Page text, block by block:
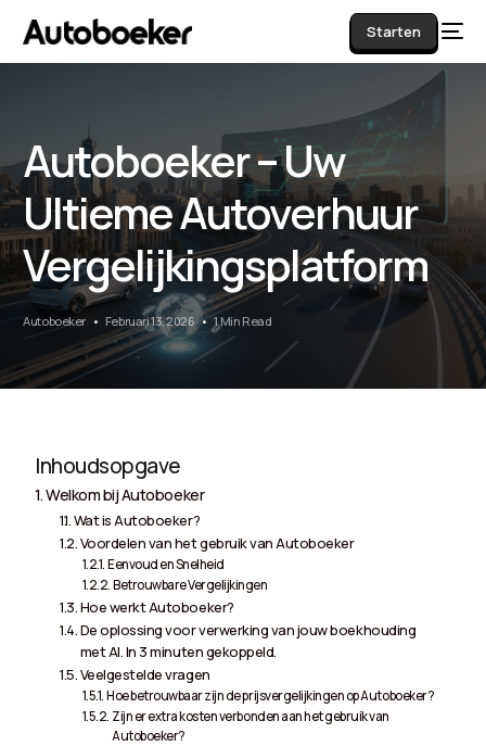
Starten
Autoboeker – Uw
Ultieme Autoverhuur
Vergelijkingsplatform
Autoboeker Februari 13, 2026 1 Min Read
Inhoudsopgave
Welkom bij Autoboeker
Wat is Autoboeker?
Voordelen van het gebruik van Autoboeker
Eenvoud en Snelheid
Betrouwbare Vergelijkingen
Hoe werkt Autoboeker?
De oplossing voor verwerking van jouw boekhouding
met AI. In 3 minuten gekoppeld.
Veelgestelde vragen
Hoe betrouwbaar zijn de prijsvergelijkingen op Autoboeker?
Zijn er extra kosten verbonden aan het gebruik van
Autoboeker?